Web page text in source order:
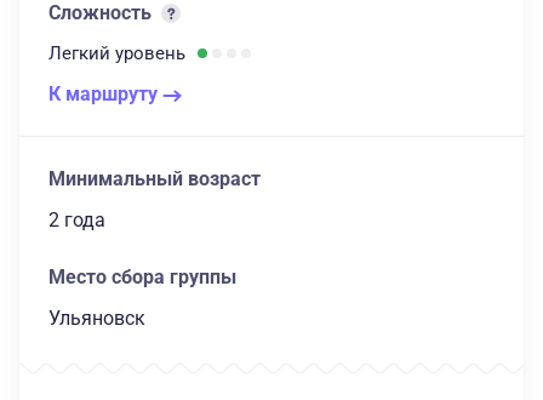
Сложность
Легкий уровень
К маршруту
Минимальный возраст
2 года
Место сбора группы
Ульяновск